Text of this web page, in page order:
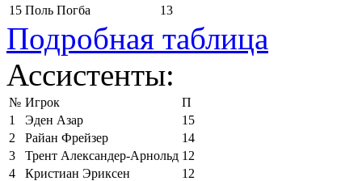
15 Поль Погба 13
Подробная таблица
Ассистенты:
№ Игрок
П
1
Эден Азар
15
2
Райан Фрейзер
14
3
Трент Александер-Арнольд 12
4
Кристиан Эриксен
12